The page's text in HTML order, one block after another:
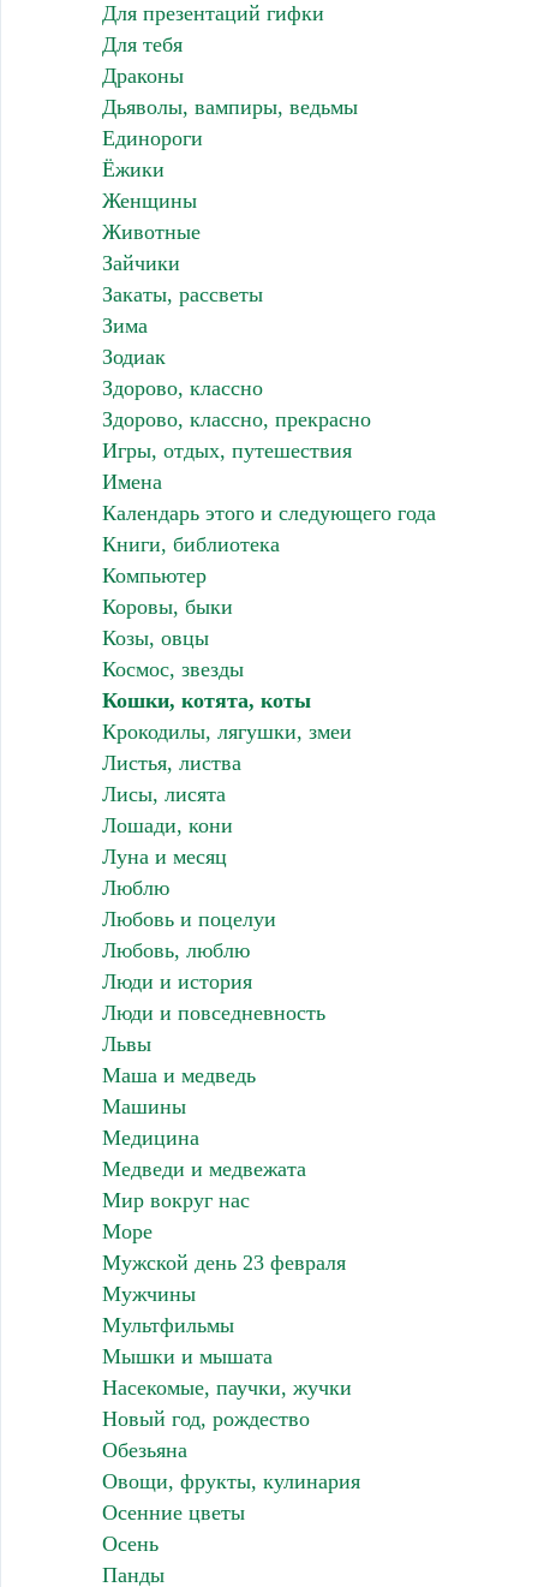
Для презентаций гифки
Для тебя
Драконы
Дьяволы, вампиры, ведьмы
Единороги
Ёжики
Женщины
Животные
Зайчики
Закаты, рассветы
Зима
Зодиак
Здорово, классно
Здорово, классно, прекрасно
Игры, отдых, путешествия
Имена
Календарь этого и следующего года
Книги, библиотека
Компьютер
Коровы, быки
Козы, овцы
Космос, звезды
Кошки, котята, коты
Крокодилы, лягушки, змеи
Листья, листва
Лисы, лисята
Лошади, кони
Луна и месяц
Люблю
Любовь и поцелуи
Любовь, люблю
Люди и история
Люди и повседневность
Львы
Маша и медведь
Машины
Медицина
Медведи и медвежата
Мир вокруг нас
Море
Мужской день 23 февраля
Мужчины
Мультфильмы
Мышки и мышата
Насекомые, паучки, жучки
Новый год, рождество
Обезьяна
Овощи, фрукты, кулинария
Осенние цветы
Осень
Панды